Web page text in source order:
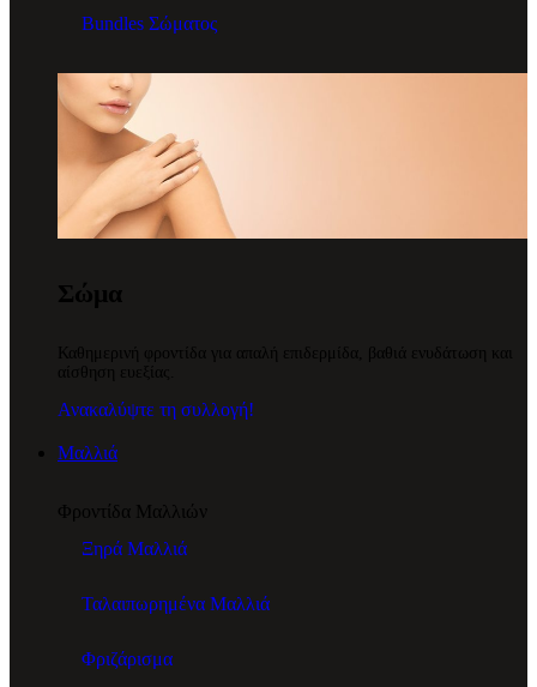
Bundles Σώματος
Σώμα
Καθημερινή φροντίδα για απαλή επιδερμίδα, βαθιά ενυδάτωση και
αίσθηση ευεξίας.
Ανακαλύψτε τη συλλογή!
Μαλλιά
Φροντίδα Μαλλιών
Ξηρά Μαλλιά
Ταλαιπωρημένα Μαλλιά
Φριζάρισμα